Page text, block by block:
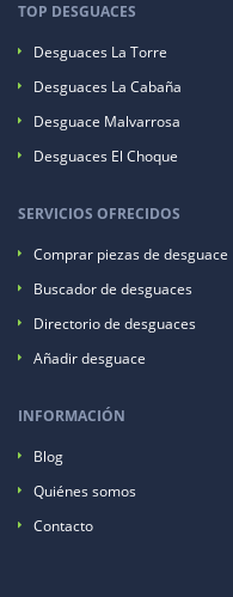
TOP DESGUACES
Desguaces La Torre
Desguaces La Cabaña
Desguace Malvarrosa
Desguaces El Choque
SERVICIOS OFRECIDOS
Comprar piezas de desguace
Buscador de desguaces
Directorio de desguaces
Añadir desguace
INFORMACIÓN
Blog
Quiénes somos
Contacto